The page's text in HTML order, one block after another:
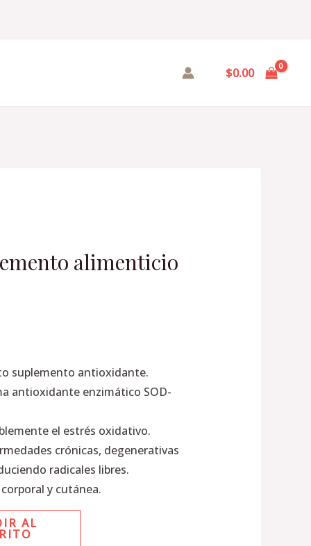
$0.00
alimenticio
suplemento antioxidante.
antioxidante enzimático SOD-
el estrés oxidativo.
crónicas, degenerativas
radicales libres.
y cutánea.
AL